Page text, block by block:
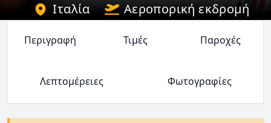
Ιταλία Αεροπορική εκδρομή
Περιγραφή Τιμές Παροχές
Λεπτομέρειες Φωτογραφίες